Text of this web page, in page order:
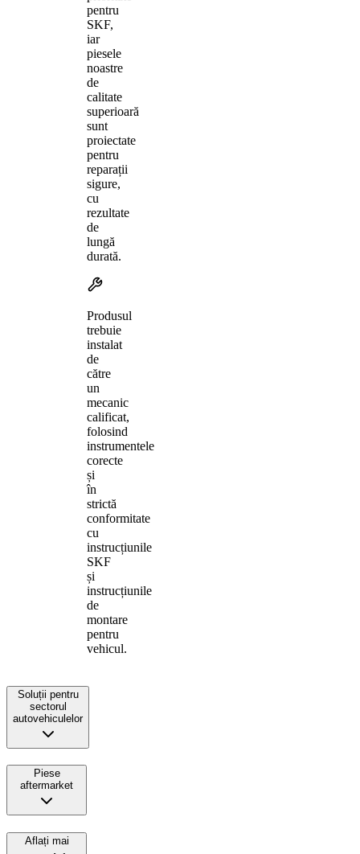
pentru
SKF,
iar
piesele
noastre
de
calitate
superioară
sunt
proiectate
pentru
reparații
sigure,
cu
rezultate
de
lungă
durată.
Produsul
trebuie
instalat
de
către
un
mecanic
calificat,
folosind
instrumentele
corecte
și
în
strictă
conformitate
cu
instrucțiunile
SKF
și
instrucțiunile
de
montare
pentru
vehicul.
Soluții pentru
sectorul
autovehiculelor
Piese
aftermarket
Aflați mai